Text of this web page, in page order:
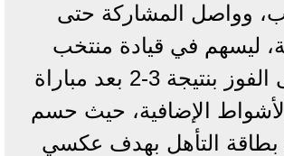
وواصل المشاركة حتى
ليسهم في قيادة منتخب
الأرجنتين إلى الفوز بنتيجة 3-2 بعد مباراة
الإضافية، حيث حسم
بطاقة التأهل بهدف عكسي